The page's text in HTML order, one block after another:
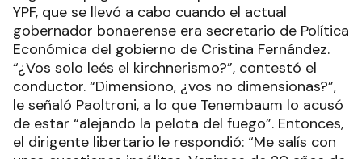
YPF, que se llevó a cabo cuando el actual
gobernador bonaerense era secretario de Política
Económica del gobierno de Cristina Fernández.
“¿Vos solo leés el kirchnerismo?”, contestó el
conductor. “Dimensiono, ¿vos no dimensionas?”,
le señaló Paoltroni, a lo que Tenembaum lo acusó
de estar “alejando la pelota del fuego”. Entonces,
el dirigente libertario le respondió: “Me salís con